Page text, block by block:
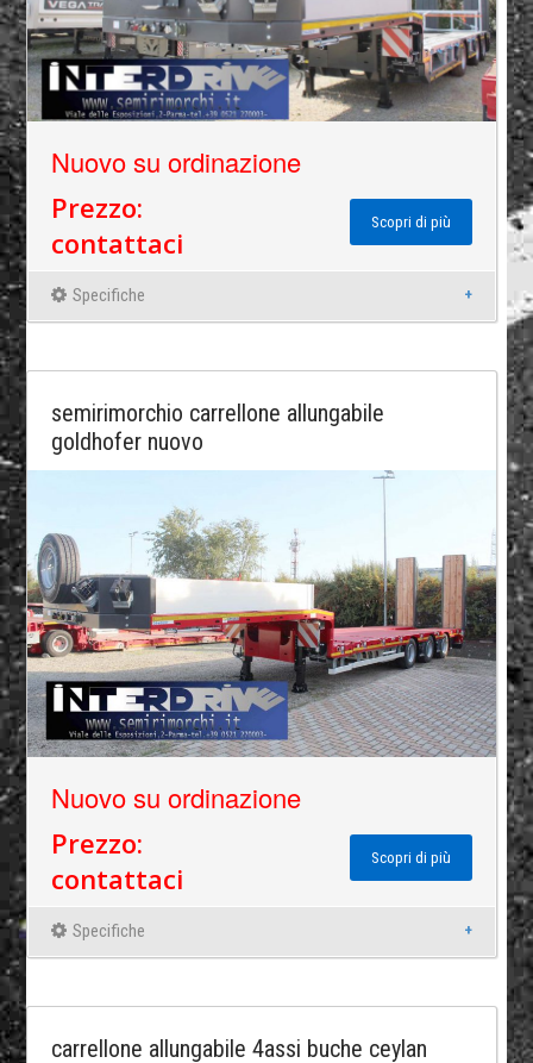
Nuovo su ordinazione
Prezzo:
contattaci
Scopri di più
Specifiche
semirimorchio carrellone allungabile
goldhofer nuovo
Nuovo su ordinazione
Prezzo:
contattaci
Scopri di più
Specifiche
carrellone allungabile 4assi buche ceylan